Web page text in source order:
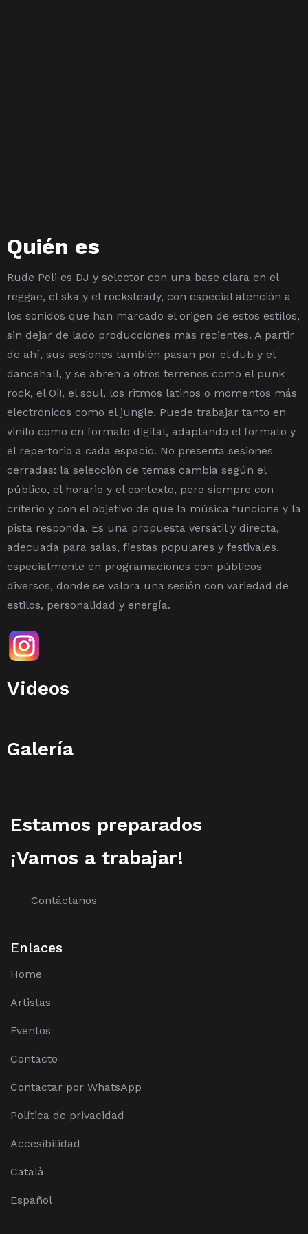
Quién es
Rude Peli es DJ y selector con una base clara en el
reggae, el ska y el rocksteady, con especial atención a
los sonidos que han marcado el origen de estos estilos,
sin dejar de lado producciones más recientes. A partir
de ahí, sus sesiones también pasan por el dub y el
dancehall, y se abren a otros terrenos como el punk
rock, el Oi!, el soul, los ritmos latinos o momentos más
electrónicos como el jungle. Puede trabajar tanto en
vinilo como en formato digital, adaptando el formato y
el repertorio a cada espacio. No presenta sesiones
cerradas: la selección de temas cambia según el
público, el horario y el contexto, pero siempre con
criterio y con el objetivo de que la música funcione y la
pista responda. Es una propuesta versátil y directa,
adecuada para salas, fiestas populares y festivales,
especialmente en programaciones con públicos
diversos, donde se valora una sesión con variedad de
estilos, personalidad y energía.
Videos
Galería
Estamos preparados
¡Vamos a trabajar!
Contáctanos
Enlaces
Home
Artistas
Eventos
Contacto
Contactar por WhatsApp
Política de privacidad
Accesibilidad
Català
Español